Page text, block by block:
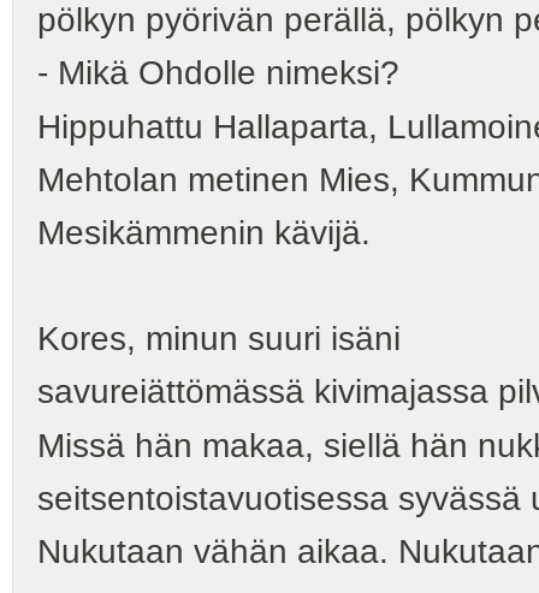
pölkyn pyörivän perällä, pölkyn
- Mikä Ohdolle nimeksi?
Hippuhattu Hallaparta,
Mehtolan metinen Mies,
Mesikämmenin kävijä.
Kores, minun suuri isäni
savureiättömässä kivimajassa
Missä hän makaa, siellä hän
seitsentoistavuotisessa syvässä
Nukutaan vähän aikaa.